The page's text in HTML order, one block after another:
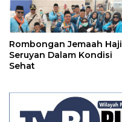
Rombongan Jemaah Haji
Seruyan Dalam Kondisi
Sehat